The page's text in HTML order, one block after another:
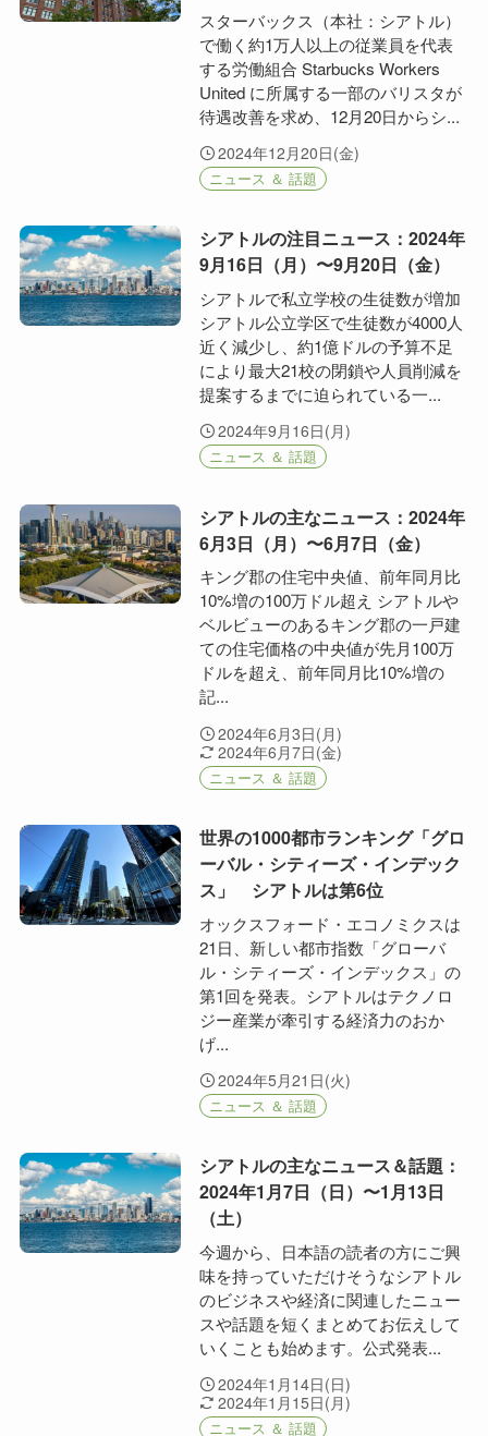
スターバックス（本社：シアトル）
で働く約1万人以上の従業員を代表
する労働組合 Starbucks Workers
United に所属する一部のバリスタが
待遇改善を求め、12月20日からシ...
2024年12月20日(金)
ニュース ＆ 話題
シアトルの注目ニュース：2024年
9月16日（月）〜9月20日（金）
シアトルで私立学校の生徒数が増加
シアトル公立学区で生徒数が4000人
近く減少し、約1億ドルの予算不足
により最大21校の閉鎖や人員削減を
提案するまでに迫られている一...
2024年9月16日(月)
ニュース ＆ 話題
シアトルの主なニュース：2024年
6月3日（月）〜6月7日（金）
キング郡の住宅中央値、前年同月比
10%増の100万ドル超え シアトルや
ベルビューのあるキング郡の一戸建
ての住宅価格の中央値が先月100万
ドルを超え、前年同月比10%増の
記...
2024年6月3日(月)
2024年6月7日(金)
ニュース ＆ 話題
世界の1000都市ランキング「グロ
ーバル・シティーズ・インデック
ス」 シアトルは第6位
オックスフォード・エコノミクスは
21日、新しい都市指数「グローバ
ル・シティーズ・インデックス」の
第1回を発表。シアトルはテクノロ
ジー産業が牽引する経済力のおか
げ...
2024年5月21日(火)
ニュース ＆ 話題
シアトルの主なニュース＆話題：
2024年1月7日（日）〜1月13日
（土）
今週から、日本語の読者の方にご興
味を持っていただけそうなシアトル
のビジネスや経済に関連したニュー
スや話題を短くまとめてお伝えして
いくことも始めます。公式発表...
2024年1月14日(日)
2024年1月15日(月)
ニュース ＆ 話題